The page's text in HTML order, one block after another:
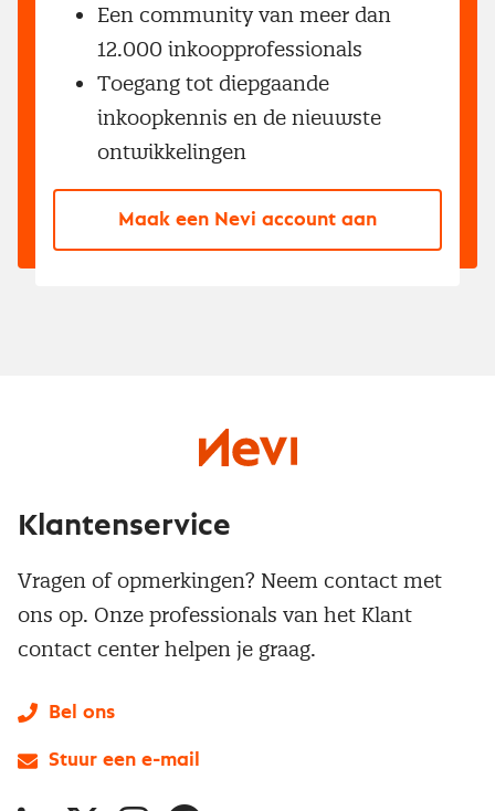
Een community van meer dan
12.000 inkoopprofessionals
Toegang tot diepgaande
inkoopkennis en de nieuwste
ontwikkelingen
Maak een Nevi account aan
Klantenservice
Vragen of opmerkingen? Neem contact met
ons op. Onze professionals van het Klant
contact center helpen je graag.
Bel ons
Stuur een e-mail